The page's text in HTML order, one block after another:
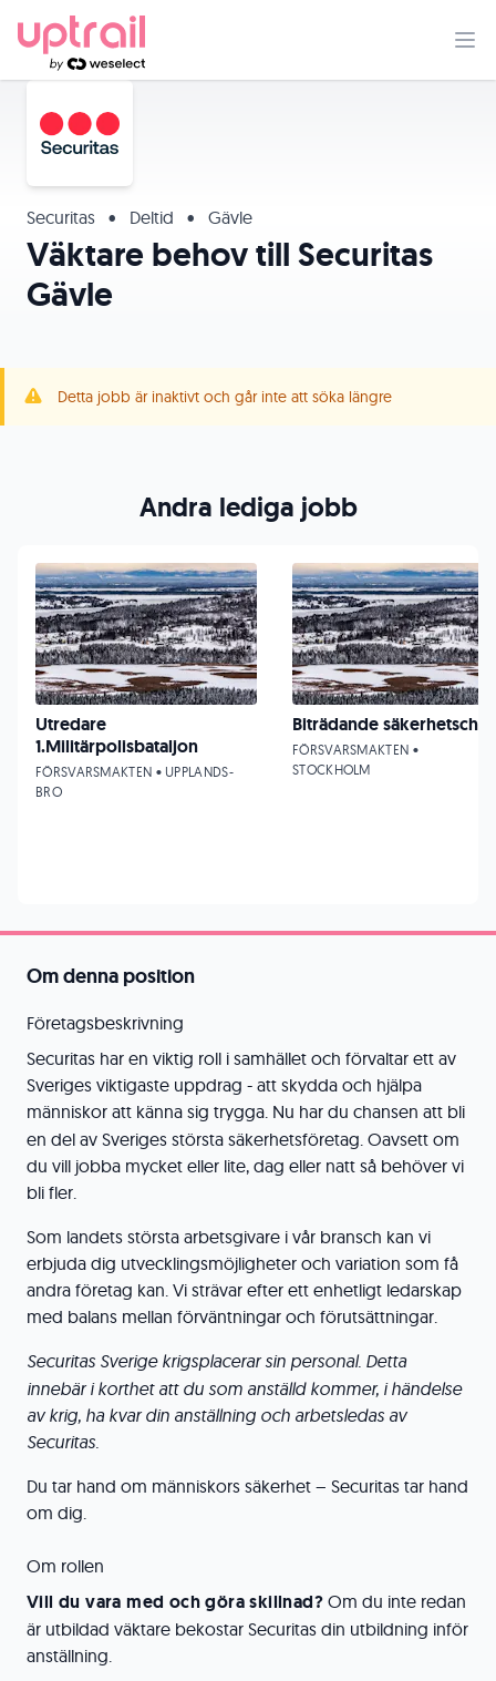
Securitas • Deltid • Gävle
Väktare behov till Securitas
Gävle
Detta jobb är inaktivt och går inte att söka längre
Om denna position
Företagsbeskrivning
Securitas har en viktig roll i samhället och förvaltar ett av
Sveriges viktigaste uppdrag - att skydda och hjälpa
människor att känna sig trygga. Nu har du chansen att bli
en del av Sveriges största säkerhetsföretag. Oavsett om
du vill jobba mycket eller lite, dag eller natt så behöver vi
bli fler.
Som landets största arbetsgivare i vår bransch kan vi
erbjuda dig utvecklingsmöjligheter och variation som få
andra företag kan. Vi strävar efter ett enhetligt ledarskap
med balans mellan förväntningar och förutsättningar.
Securitas Sverige krigsplacerar sin personal. Detta
innebär i korthet att du som anställd kommer, i händelse
av krig, ha kvar din anställning och arbetsledas av
Securitas.
Du tar hand om människors säkerhet – Securitas tar hand
om dig.
Om rollen
Vill du vara med och göra skillnad? Om du inte redan
är utbildad väktare bekostar Securitas din utbildning inför
anställning.
Andra lediga jobb
Utredare
1.Militärpolisbataljon
FÖRSVARSMAKTEN • UPPLANDS-
BRO
Biträdande säkerhetschef
FÖRSVARSMAKTEN •
STOCKHOLM